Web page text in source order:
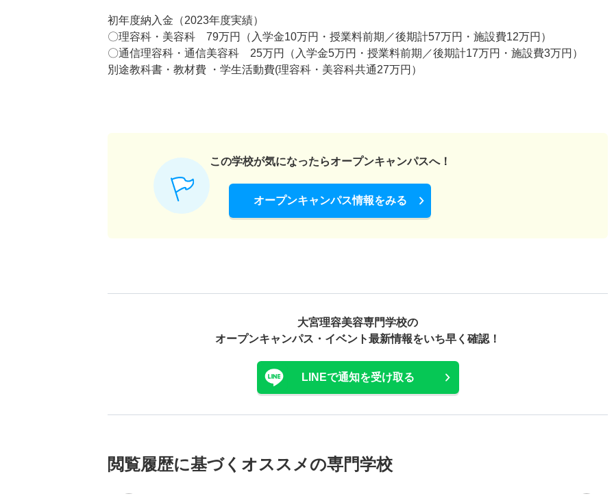
初年度納入金（2023年度実績）
〇理容科・美容科 79万円（入学金10万円・授業料前期／後期計57万円・施設費12万円）
〇通信理容科・通信美容科 25万円（入学金5万円・授業料前期／後期計17万円・施設費3万円）
別途教科書・教材費 ・学生活動費(理容科・美容科共通27万円）
この学校が気になったらオープンキャンパスへ！
オープンキャンパス情報をみる
大宮理容美容専門学校の
オープンキャンパス・ イベント最新情報をいち早く確認！
LINEで通知を受け取る
閲覧履歴に基づく オススメの専門学校